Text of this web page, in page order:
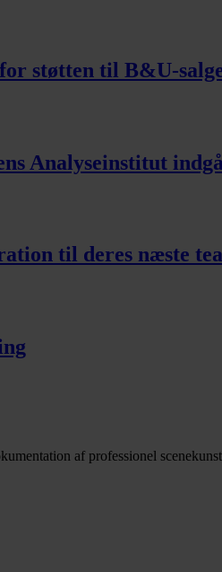
støtten til B&U-
Analyseinstitut
til deres næste
af professionel